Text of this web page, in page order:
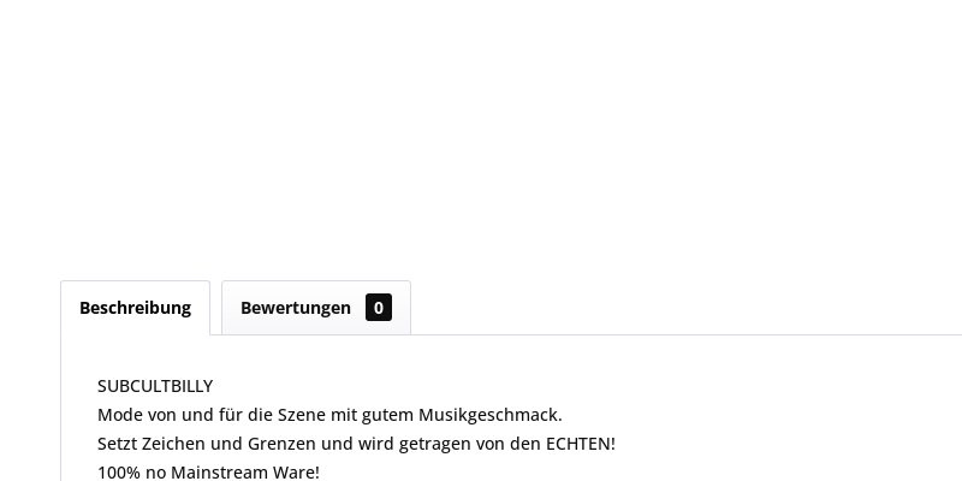
Beschreibung Bewertungen 0
SUBCULTBILLY
Mode von und für die Szene mit gutem Musikgeschmack.
Setzt Zeichen und Grenzen und wird getragen von den ECHTEN!
100% no Mainstream Ware!